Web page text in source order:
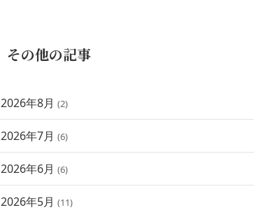
その他の記事
2026年8月 (2)
2026年7月 (6)
2026年6月 (6)
2026年5月 (11)